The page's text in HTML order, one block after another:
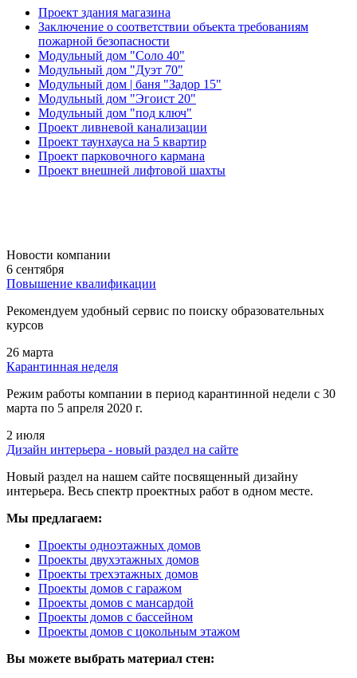
Проект здания магазина
Заключение о соответствии объекта требованиям
пожарной безопасности
Модульный дом "Соло 40"
Модульный дом "Дуэт 70"
Модульный дом | баня "Задор 15"
Модульный дом "Эгоист 20"
Модульный дом "под ключ"
Проект ливневой канализации
Проект таунхауса на 5 квартир
Проект парковочного кармана
Проект внешней лифтовой шахты
Новости компании
6 сентября
Повышение квалификации
Рекомендуем удобный сервис по поиску образовательных
курсов
26 марта
Карантинная неделя
Режим работы компании в период карантинной недели c 30
марта по 5 апреля 2020 г.
2 июля
Дизайн интерьера - новый раздел на сайте
Новый раздел на нашем сайте посвященный дизайну
интерьера. Весь спектр проектных работ в одном месте.
Мы предлагаем:
Проекты одноэтажных домов
Проекты двухэтажных домов
Проекты трехэтажных домов
Проекты домов с гаражом
Проекты домов с мансардой
Проекты домов с бассейном
Проекты домов с цокольным этажом
Вы можете выбрать материал стен: